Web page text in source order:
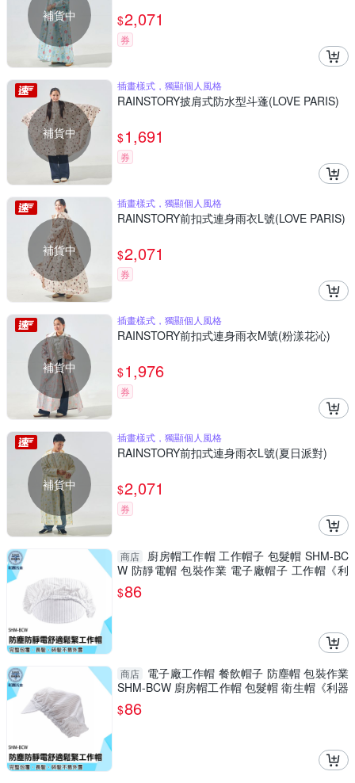
補貨中 $2,071
券
補貨中
插畫樣式，獨顯個人風格
RAINSTORY披肩式防水型斗蓬(LOVE PARIS)
$1,691
券
補貨中
插畫樣式，獨顯個人風格
RAINSTORY前扣式連身雨衣L號(LOVE PARIS)
$2,071
券
補貨中
插畫樣式，獨顯個人風格
RAINSTORY前扣式連身雨衣M號(粉漾花沁)
$1,976
券
補貨中
插畫樣式，獨顯個人風格
RAINSTORY前扣式連身雨衣L號(夏日派對)
$2,071
券
商店
廚房帽工作帽 工作帽子 包髮帽 SHM-BC
W 防靜電帽 包裝作業 電子廠帽子 工作帽《利
器五金》
$86
商店
電子廠工作帽 餐飲帽子 防塵帽 包裝作業
SHM-BCW 廚房帽工作帽 包髮帽 衛生帽《利器
五金》
$86